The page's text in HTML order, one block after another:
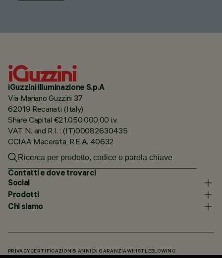
iGuzzini illuminazione S.p.A
Via Mariano Guzzini 37
62019 Recanati (Italy)
Share Capital €21.050.000,00 i.v.
VAT N. and R.I. : (IT)00082630435
CCIAA Macerata, R.E.A. 40632
Contatti e dove trovarci
Social
Prodotti
Chi siamo
PRIVACY CERTIFICAZIONI 5 ANNI DI GARANZIAWHISTLEBLOWING